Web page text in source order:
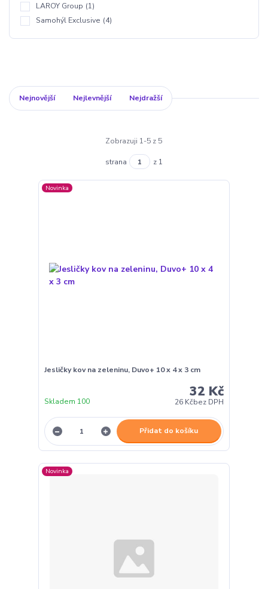
LAROY Group (1)
Samohýl Exclusive (4)
Nejnovější Nejlevnější Nejdražší
Zobrazuji 1-5 z 5
strana z 1
Novinka
Jesličky kov na zeleninu, Duvo+ 10 x 4 x 3 cm
32 Kč
26 Kčbez DPH
Skladem 100
Přidat do košíku
Novinka